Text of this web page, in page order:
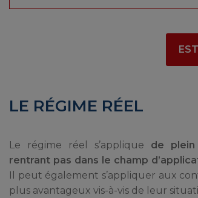
LE RÉGIME RÉEL
Le régime réel s’applique de
rentrant pas dans le champ
Il peut également s’appliquer aux
plus avantageux vis-à-vis de leur